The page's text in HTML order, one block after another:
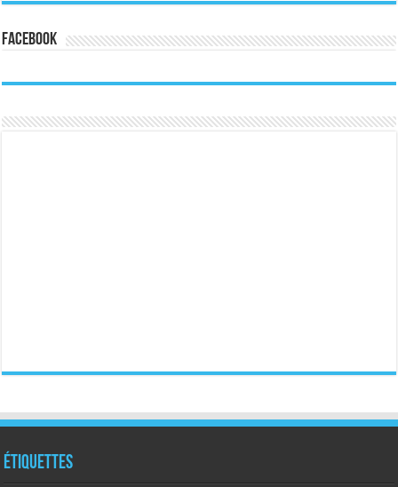
Facebook
Étiquettes